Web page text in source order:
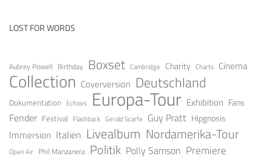
LOST FOR WORDS
Aubrey Powell Birthday Boxset Cambridge Charity Charts Cinema
Collection Coverversion Deutschland
Dokumentation Echoes Europa-Tour Exhibition Fans
Fender Festival Flashback Gerald Scarfe Guy Pratt Hipgnosis
Immersion Italien Livealbum Nordamerika-Tour
Open Air Phil Manzanera Politik Polly Samson Premiere